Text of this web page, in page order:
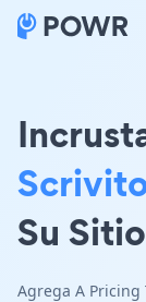
Su
Agrega A